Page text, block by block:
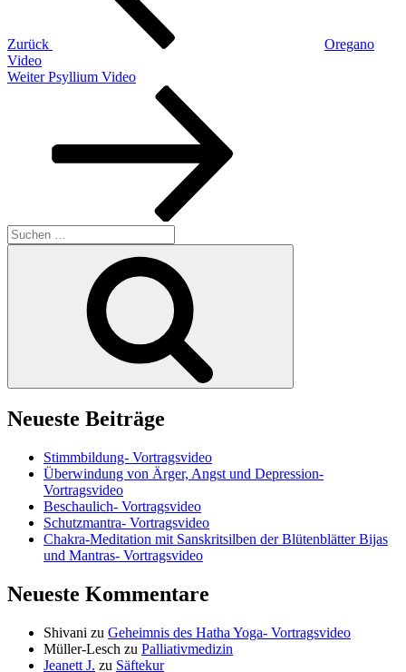
Zurück
Oregano
Video
Nächster
Weiter Psyllium Video
Suchen
nach:
Neueste Beiträge
Stimmbildung- Vortragsvideo
Überwindung von Ärger, Angst und Depression-
Vortragsvideo
Beschaulich- Vortragsvideo
Schutzmantra- Vortragsvideo
Chakra-Meditation mit Sanskritsilben der Blütenblätter Bijas
und Mantras- Vortragsvideo
Neueste Kommentare
Shivani zu Geheimnis des Hatha Yoga- Vortragsvideo
Müller-Lesch zu Palliativmedizin
Jeanett J. zu Säftekur